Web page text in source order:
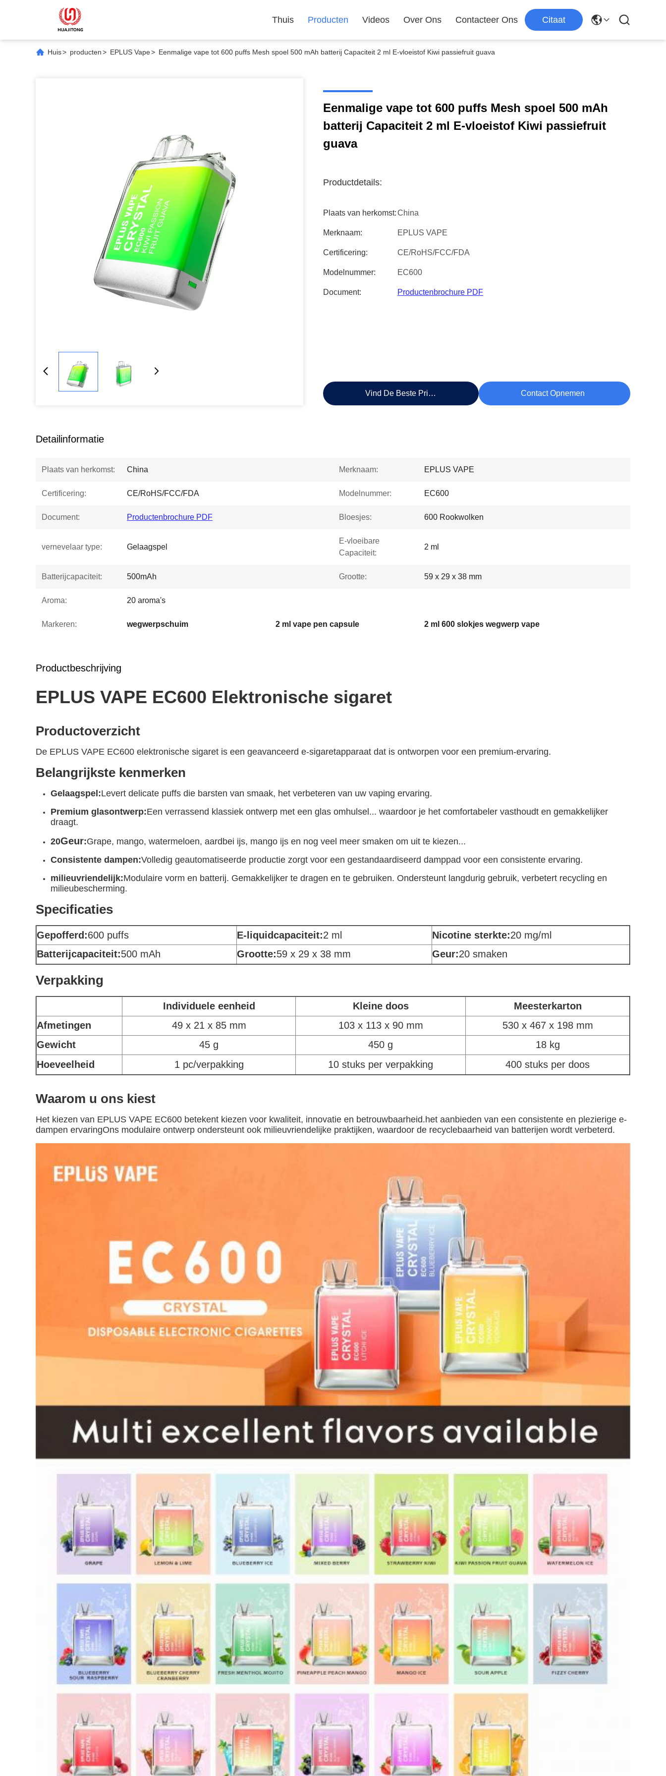
Thuis Producten Videos Over Ons Contacteer Ons Citaat
Huis> producten> EPLUS Vape> Eenmalige vape tot 600 puffs Mesh spoel 500 mAh batterij Capaciteit 2 ml E-vloeistof Kiwi passiefruit guava
Eenmalige vape tot 600 puffs Mesh spoel 500 mAh
batterij Capaciteit 2 ml E-vloeistof Kiwi passiefruit
guava
Productdetails:
Plaats van herkomst:China
Merknaam: EPLUS VAPE
Certificering: CE/RoHS/FCC/FDA
Modelnummer: EC600
Document: Productenbrochure PDF
Vind De Beste Prijs Contact Opnemen
Detailinformatie
Plaats van herkomst: China Merknaam: EPLUS VAPE
Certificering: CE/RoHS/FCC/FDA Modelnummer: EC600
Document: Productenbrochure PDF Bloesjes: 600 Rookwolken
vernevelaar type: Gelaagspel
E-vloeibare
Capaciteit:
2 ml
Batterijcapaciteit: 500mAh Grootte: 59 x 29 x 38 mm
Aroma: 20 aroma's
Markeren: wegwerpschuim 2 ml vape pen capsule 2 ml 600 slokjes wegwerp vape
Productbeschrijving
EPLUS VAPE EC600 Elektronische sigaret
Productoverzicht
De EPLUS VAPE EC600 elektronische sigaret is een geavanceerd e-sigaretapparaat dat is ontworpen voor een premium-ervaring.
Belangrijkste kenmerken
Gelaagspel:Levert delicate puffs die barsten van smaak, het verbeteren van uw vaping ervaring.
Premium glasontwerp:Een verrassend klassiek ontwerp met een glas omhulsel... waardoor je het comfortabeler vasthoudt en gemakkelijker
draagt.
20Geur:Grape, mango, watermeloen, aardbei ijs, mango ijs en nog veel meer smaken om uit te kiezen...
Consistente dampen:Volledig geautomatiseerde productie zorgt voor een gestandaardiseerd damppad voor een consistente ervaring.
milieuvriendelijk:Modulaire vorm en batterij. Gemakkelijker te dragen en te gebruiken. Ondersteunt langdurig gebruik, verbetert recycling en
milieubescherming.
Specificaties
Gepofferd:600 puffs E-liquidcapaciteit:2 ml Nicotine sterkte:20 mg/ml
Batterijcapaciteit:500 mAh Grootte:59 x 29 x 38 mm Geur:20 smaken
Verpakking
Individuele eenheid Kleine doos
Meesterkarton
Afmetingen
49 x 21 x 85 mm 103 x 113 x 90 mm
530 x 467 x 198 mm
Gewicht
45 g 450 g
18 kg
Hoeveelheid
1 pc/verpakking 10 stuks per verpakking 400 stuks per doos
Waarom u ons kiest
Het kiezen van EPLUS VAPE EC600 betekent kiezen voor kwaliteit, innovatie en betrouwbaarheid.het aanbieden van een consistente en plezierige e-
dampen ervaringOns modulaire ontwerp ondersteunt ook milieuvriendelijke praktijken, waardoor de recyclebaarheid van batterijen wordt verbeterd.